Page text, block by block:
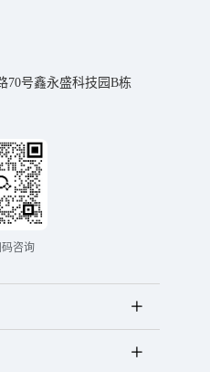
70号鑫永盛科技园B栋
咨询